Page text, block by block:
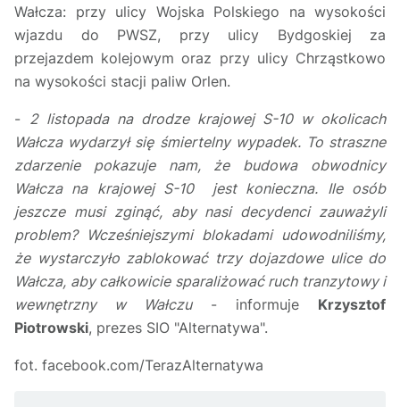
Wałcza: przy ulicy Wojska Polskiego na wysokości
wjazdu do PWSZ, przy ulicy Bydgoskiej za
przejazdem kolejowym oraz przy ulicy Chrząstkowo
na wysokości stacji paliw Orlen.
- 2 listopada na drodze krajowej S-10 w okolicach
Wałcza wydarzył się śmiertelny wypadek. To straszne
zdarzenie pokazuje nam, że budowa obwodnicy
Wałcza na krajowej S-10 jest konieczna. Ile osób
jeszcze musi zginąć, aby nasi decydenci zauważyli
problem? Wcześniejszymi blokadami udowodniliśmy,
że wystarczyło zablokować trzy dojazdowe ulice do
Wałcza, aby całkowicie sparaliżować ruch tranzytowy i
wewnętrzny w Wałczu- informuje Krzysztof
Piotrowski, prezes SIO "Alternatywa".
fot. facebook.com/TerazAlternatywa